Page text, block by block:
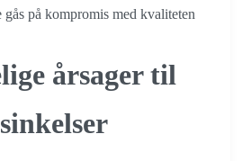
på kompromis med kvaliteten
årsager til